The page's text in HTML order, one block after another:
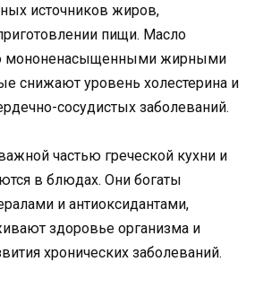
источников жиров,
пищи. Масло
мононенасыщенными жирными
снижают уровень холестерина и
сосудистых заболеваний.
частью греческой кухни и
в блюдах. Они богаты
и антиоксидантами,
здоровье организма и
хронических заболеваний.